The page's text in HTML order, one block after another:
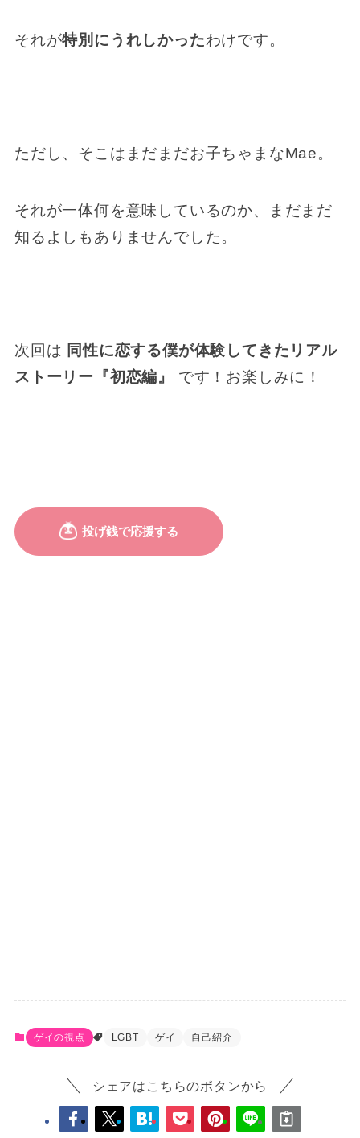
それが特別にうれしかったわけです。
ただし、そこはまだまだお子ちゃまなMae。
それが一体何を意味しているのか、まだまだ
知るよしもありませんでした。
次回は 同性に恋する僕が体験してきたリアル
ストーリー『初恋編』
です！お楽しみに！
ゲイの視点 LGBT ゲイ 自己紹介
シェアはこちらのボタンから